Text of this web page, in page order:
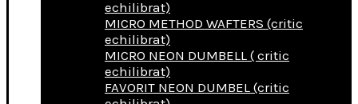
echilibrat)
MICRO METHOD WAFTERS (critic
echilibrat)
MICRO NEON DUMBELL ( critic
echilibrat)
FAVORIT NEON DUMBEL (critic